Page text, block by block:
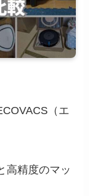
（エ
高精度のマッ